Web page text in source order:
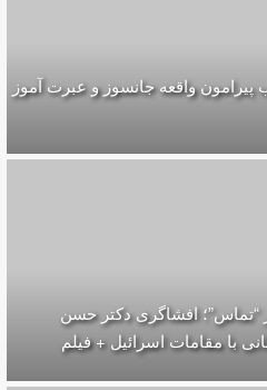
واقعه جانسوز و عبرت آموز
“تماس”؛ افشاگری دکتر حسن
با مقامات اسرائیل + فیلم